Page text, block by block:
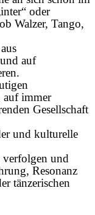
oder
Walzer, Tango,
auf
auf immer
Gesellschaft
und kulturelle
verfolgen und
Resonanz
tänzerischen